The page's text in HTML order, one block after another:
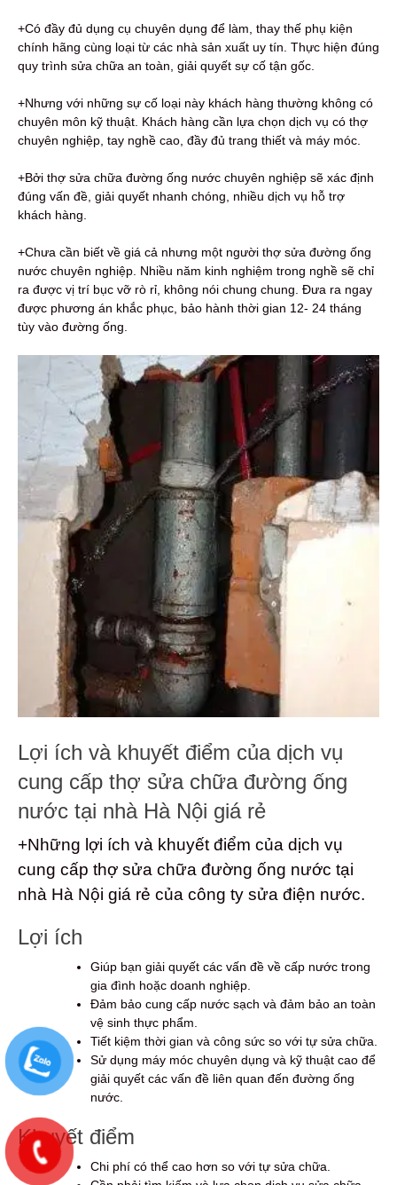
+Có đầy đủ dụng cụ chuyên dụng để làm, thay thế phụ kiện
chính hãng cùng loại từ các nhà sản xuất uy tín. Thực hiện đúng
quy trình sửa chữa an toàn, giải quyết sự cố tận gốc.
+Nhưng với những sự cố loại này khách hàng thường không có
chuyên môn kỹ thuật. Khách hàng cần lựa chọn dịch vụ có thợ
chuyên nghiệp, tay nghề cao, đầy đủ trang thiết và máy móc.
+Bởi thợ sửa chữa đường ống nước chuyên nghiệp sẽ xác định
đúng vấn đề, giải quyết nhanh chóng, nhiều dịch vụ hỗ trợ
khách hàng.
+Chưa cần biết về giá cả nhưng một người thợ sửa đường ống
nước chuyên nghiệp. Nhiều năm kinh nghiệm trong nghề sẽ chỉ
ra được vị trí bục vỡ rò rỉ, không nói chung chung. Đưa ra ngay
được phương án khắc phục, bảo hành thời gian 12- 24 tháng
tùy vào đường ống.
Lợi ích và khuyết điểm của dịch vụ
cung cấp thợ sửa chữa đường ống
nước tại nhà Hà Nội giá rẻ
+Những lợi ích và khuyết điểm của dịch vụ
cung cấp thợ sửa chữa đường ống nước tại
nhà Hà Nội giá rẻ của công ty sửa điện nước.
Lợi ích
Giúp bạn giải quyết các vấn đề về cấp nước trong
gia đình hoặc doanh nghiệp.
Đảm bảo cung cấp nước sạch và đảm bảo an toàn
vệ sinh thực phẩm.
Tiết kiệm thời gian và công sức so với tự sửa chữa.
Sử dụng máy móc chuyên dụng và kỹ thuật cao để
giải quyết các vấn đề liên quan đến đường ống
nước.
Khuyết điểm
Chi phí có thể cao hơn so với tự sửa chữa.